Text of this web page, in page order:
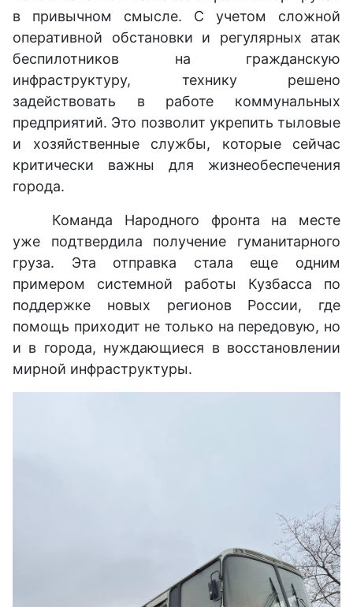
в привычном смысле. С учетом сложной
оперативной обстановки и регулярных атак
беспилотников на гражданскую
инфраструктуру, технику решено
задействовать в работе коммунальных
предприятий. Это позволит укрепить тыловые
и хозяйственные службы, которые сейчас
критически важны для жизнеобеспечения
города.
Команда Народного фронта на месте
уже подтвердила получение гуманитарного
груза. Эта отправка стала еще одним
примером системной работы Кузбасса по
поддержке новых регионов России, где
помощь приходит не только на передовую, но
и в города, нуждающиеся в восстановлении
мирной инфраструктуры.